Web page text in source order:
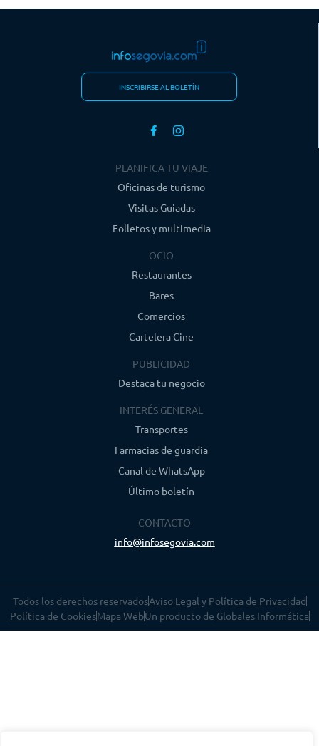
INSCRIBIRSE AL BOLETÍN
PLANIFICA TU VIAJE
Oficinas de turismo
Visitas Guiadas
Folletos y multimedia
OCIO
Restaurantes
Bares
Comercios
Cartelera Cine
PUBLICIDAD
Destaca tu negocio
INTERÉS GENERAL
Transportes
Farmacias de guardia
Canal de WhatsApp
Último boletín
CONTACTO
info@infosegovia.com
Todos los derechos reservadosAviso Legal y Política de Privacidad
Política de CookiesMapa WebUn producto de Globales Informática